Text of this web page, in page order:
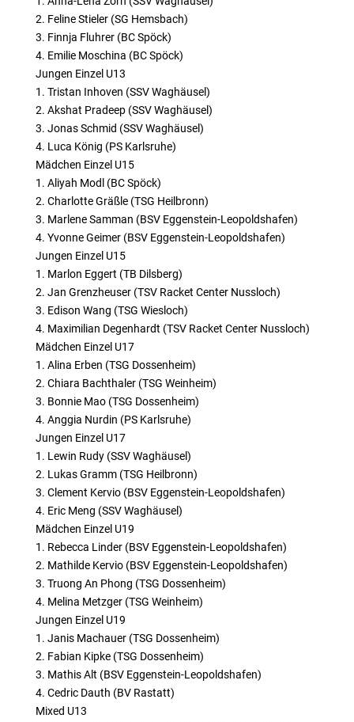
2. Feline Stieler (SG Hemsbach)
3. Finnja Fluhrer (BC Spöck)
4. Emilie Moschina (BC Spöck)
Jungen Einzel U13
1. Tristan Inhoven (SSV Waghäusel)
2. Akshat Pradeep (SSV Waghäusel)
3. Jonas Schmid (SSV Waghäusel)
4. Luca König (PS Karlsruhe)
Mädchen Einzel U15
1. Aliyah Modl (BC Spöck)
2. Charlotte Gräßle (TSG Heilbronn)
3. Marlene Samman (BSV Eggenstein-Leopoldshafen)
4. Yvonne Geimer (BSV Eggenstein-Leopoldshafen)
Jungen Einzel U15
1. Marlon Eggert (TB Dilsberg)
2. Jan Grenzheuser (TSV Racket Center Nussloch)
3. Edison Wang (TSG Wiesloch)
4. Maximilian Degenhardt (TSV Racket Center Nussloch)
Mädchen Einzel U17
1. Alina Erben (TSG Dossenheim)
2. Chiara Bachthaler (TSG Weinheim)
3. Bonnie Mao (TSG Dossenheim)
4. Anggia Nurdin (PS Karlsruhe)
Jungen Einzel U17
1. Lewin Rudy (SSV Waghäusel)
2. Lukas Gramm (TSG Heilbronn)
3. Clement Kervio (BSV Eggenstein-Leopoldshafen)
4. Eric Meng (SSV Waghäusel)
Mädchen Einzel U19
1. Rebecca Linder (BSV Eggenstein-Leopoldshafen)
2. Mathilde Kervio (BSV Eggenstein-Leopoldshafen)
3. Truong An Phong (TSG Dossenheim)
4. Melina Metzger (TSG Weinheim)
Jungen Einzel U19
1. Janis Machauer (TSG Dossenheim)
2. Fabian Kipke (TSG Dossenheim)
3. Mathis Alt (BSV Eggenstein-Leopoldshafen)
4. Cedric Dauth (BV Rastatt)
Mixed U13